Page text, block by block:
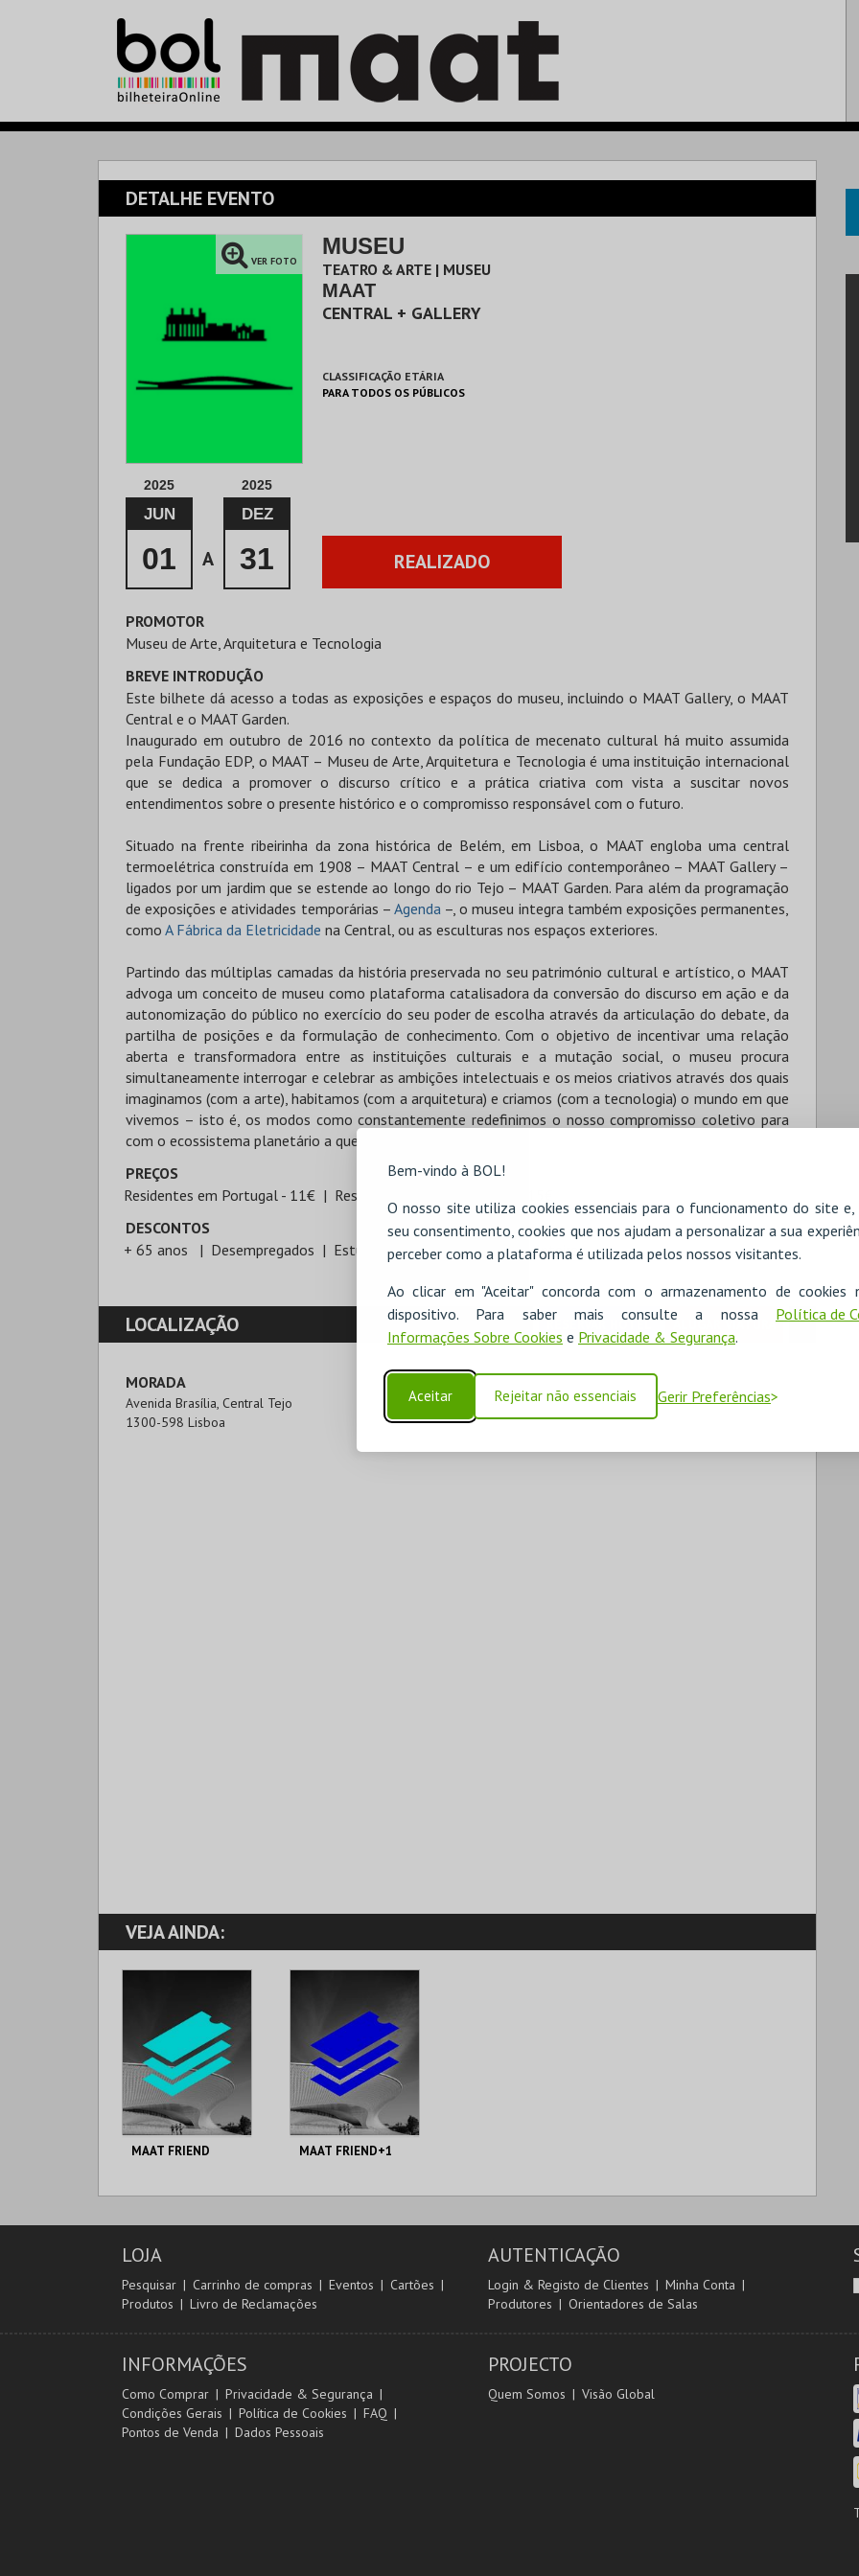
Bem-vindo à BOL!
O nosso site utiliza cookies essenciais para o funcionamento do site
seu consentimento, cookies que nos ajudam a personalizar a sua
perceber como a plataforma é utilizada pelos nossos visitantes.
Ao clicar em "Aceitar" concorda com o armazenamento de cookies
dispositivo. Para saber mais consulte a nossa Política de
Informações Sobre Cookies e Privacidade & Segurança.
Aceitar Rejeitar não essenciais Gerir Preferências
DETALHE EVENTO
VER FOTO
MUSEU
TEATRO & ARTE | MUSEU
MAAT
CENTRAL + GALLERY
CLASSIFICAÇÃO ETÁRIA
PARA TODOS OS PÚBLICOS
2025
JUN
01 A
2025
DEZ
31 REALIZADO
PROMOTOR
Museu de Arte, Arquitetura e Tecnologia
BREVE INTRODUÇÃO
Este bilhete dá acesso a todas as exposições e espaços do museu, incluindo o MAAT Gallery, o MAAT
Central e o MAAT Garden.
Inaugurado em outubro de 2016 no contexto da política de mecenato cultural há muito assumida
pela Fundação EDP, o MAAT – Museu de Arte, Arquitetura e Tecnologia é uma instituição internacional
que se dedica a promover o discurso crítico e a prática criativa com vista a suscitar novos
entendimentos sobre o presente histórico e o compromisso responsável com o futuro.
Situado na frente ribeirinha da zona histórica de Belém, em Lisboa, o MAAT engloba uma central
termoelétrica construída em 1908 – MAAT Central – e um edifício contemporâneo – MAAT Gallery –
ligados por um jardim que se estende ao longo do rio Tejo – MAAT Garden. Para além da programação
de exposições e atividades temporárias – Agenda–, o museu integra também exposições permanentes,
como A Fábrica da Eletricidade na Central, ou as esculturas nos espaços exteriores.
Partindo das múltiplas camadas da história preservada no seu património cultural e artístico, o MAAT
advoga um conceito de museu como plataforma catalisadora da conversão do discurso em ação e da
autonomização do público no exercício do seu poder de escolha através da articulação do debate, da
partilha de posições e da formulação de conhecimento. Com o objetivo de incentivar uma relação
aberta e transformadora entre as instituições culturais e a mutação social, o museu procura
simultaneamente interrogar e celebrar as ambições intelectuais e os meios criativos através dos quais
imaginamos (com a arte), habitamos (com a arquitetura) e criamos (com a tecnologia) o mundo em que
vivemos – isto é, os modos como constantemente redefinimos o nosso compromisso coletivo para
com o ecossistema planetário a que pertencemos.
PREÇOS
Residentes em Portugal - 11€
Residentes fora de Portugal - 15€
DESCONTOS
+ 65 anos
Desempregados Estudante (+12 anos) Preço Inteiro
LOCALIZAÇÃO RESERVAR HOTEL ALUGAR VIATURA
MORADA
Avenida Brasília, Central Tejo
1300-598 Lisboa
VEJA AINDA:
MAAT FRIEND
MAAT.
AQUISIÇÃO
COMPRAR
MAAT FRIEND+1
MAAT.
AQUISIÇÃO
LOJA
Pesquisar Carrinho de compras Eventos
Cartões
Produtos
Livro de Reclamações
AUTENTICAÇÃO
Login & Registo de Clientes
Minha Conta
Produtores
Orientadores de Salas
INFORMAÇÕES
Como Comprar
Privacidade & Segurança
Condições Gerais
Política de Cookies
FAQ
Pontos de Venda
Dados Pessoais
PROJECTO
Quem Somos Visão Global